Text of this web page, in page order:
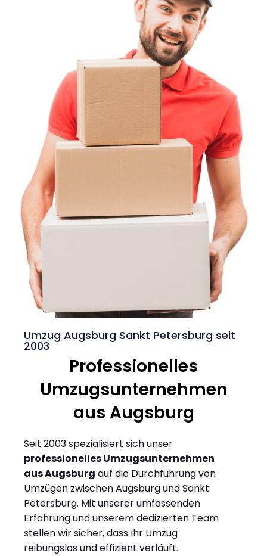
Umzug Augsburg Sankt Petersburg seit
2003
Professionelles
Umzugsunternehmen
aus Augsburg
Seit 2003 spezialisiert sich unser
professionelles Umzugsunternehmen
aus Augsburg auf die Durchführung von
Umzügen zwischen Augsburg und Sankt
Petersburg. Mit unserer umfassenden
Erfahrung und unserem dedizierten Team
stellen wir sicher, dass Ihr Umzug
reibungslos und effizient verläuft.